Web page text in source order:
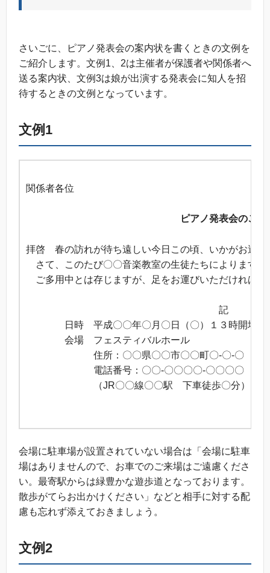
さいごに、ピアノ発表会の案内状を書くときの文例を
ご紹介します。文例1、2は主催者が保護者や関係者へ
送る案内状、文例3は娘が出演する発表会に知人を招
待するときの文例となっています。
文例1
関係者各位
ピアノ発表会のご案
拝啓 春の訪れが待ち遠しい今日この頃、いかがお過ご
さて、このたび〇〇音楽教室の生徒たちによります
ご多用中とは存じますが、足をお運びいただければ幸
記
日時 平成〇〇年〇月〇日（〇）１３時開場
会場 フェスティバルホール
住所：〇〇県〇〇市〇〇町〇-〇-〇
電話番号：〇〇-〇〇〇〇-〇〇〇〇
（JR〇〇線〇〇駅 下車徒歩〇分）
会場に駐車場が設置されていない場合は「会場に駐車
場はありませんので、お車でのご来場はご遠慮くださ
い。最寄駅からは緑豊かな遊歩道となっております。
散歩がてらお出かけください」などと相手に対する配
慮も忘れず添えておきましょう。
文例2